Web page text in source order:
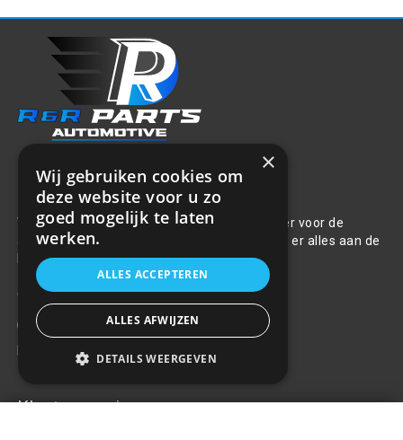
Over ons
Welkom bij R&R Parts Automotive, uw partner voor de
aanschaf van alle auto accessoires. Wij doen er alles aan de
beste selectie, service & prijs te bieden.
Contact
+31(0)85 486 83 17
info@rrparts.nl
Klantenservice
×
Wij gebruiken cookies om
deze website voor u zo
goed mogelijk te laten
werken.
ALLES ACCEPTEREN
ALLES AFWIJZEN
DETAILS WEERGEVEN